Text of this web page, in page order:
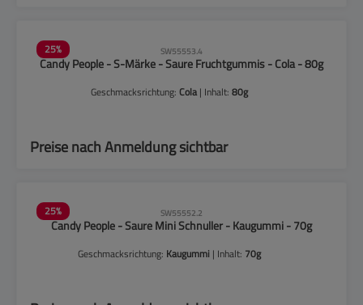
25% SW55553.4
Candy People - S-Märke - Saure Fruchtgummis - Cola - 80g
Geschmacksrichtung: Cola| Inhalt: 80g
Preise nach Anmeldung sichtbar
25% SW55552.2
Candy People - Saure Mini Schnuller - Kaugummi - 70g
Geschmacksrichtung: Kaugummi | Inhalt: 70g